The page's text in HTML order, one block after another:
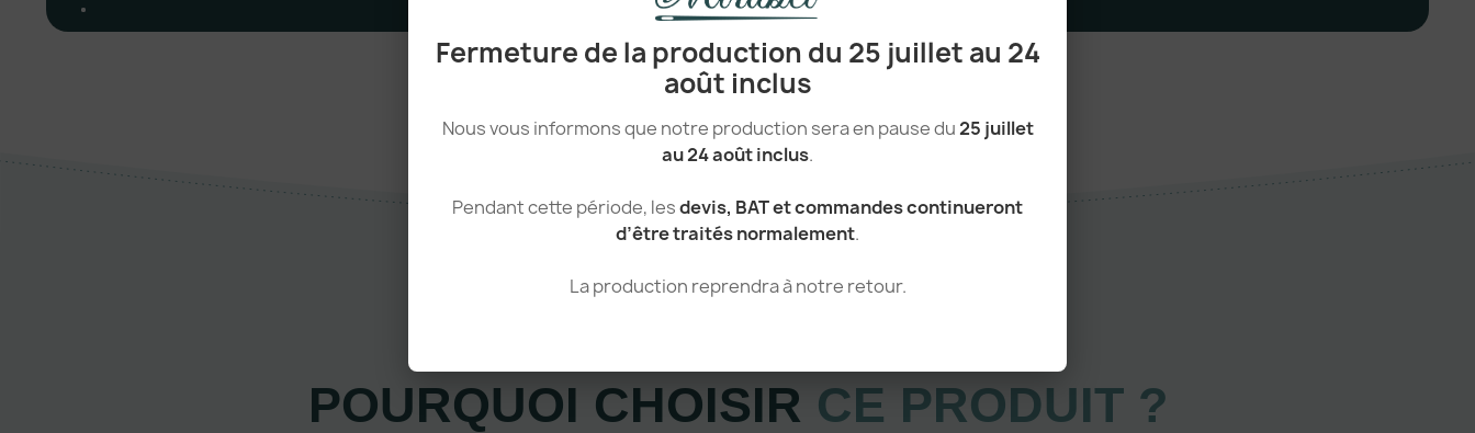
Fermeture de la production du 25 juillet au 24
août inclus
Nous vous informons que notre production sera en pause du25 juillet
au 24 août inclus.
Pendant cette période, lesdevis, BAT et commandes continueront
d’être traités normalement.
La production reprendra à notre retour.
POURQUOI CHOISIR CE PRODUIT ?